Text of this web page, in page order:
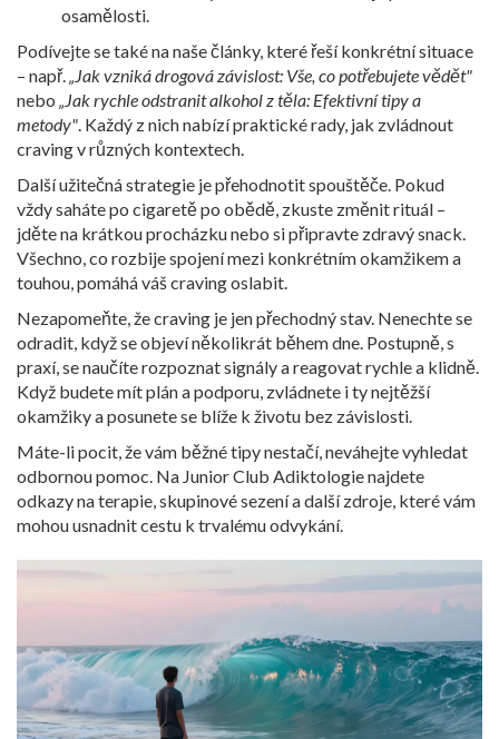
osamělosti.
Podívejte se také na naše články, které řeší konkrétní situace
– např.„Jak vzniká drogová závislost: Vše, co potřebujete vědět"
nebo „Jak rychle odstranit alkohol z těla: Efektivní tipy a
metody". Každý z nich nabízí praktické rady, jak zvládnout
craving v různých kontextech.
Další užitečná strategie je přehodnotit spouštěče. Pokud
vždy saháte po cigaretě po obědě, zkuste změnit rituál –
jděte na krátkou procházku nebo si připravte zdravý snack.
Všechno, co rozbije spojení mezi konkrétním okamžikem a
touhou, pomáhá váš craving oslabit.
Nezapomeňte, že craving je jen přechodný stav. Nenechte se
odradit, když se objeví několikrát během dne. Postupně, s
praxí, se naučíte rozpoznat signály a reagovat rychle a klidně.
Když budete mít plán a podporu, zvládnete i ty nejtěžší
okamžiky a posunete se blíže k životu bez závislosti.
Máte-li pocit, že vám běžné tipy nestačí, neváhejte vyhledat
odbornou pomoc. Na Junior Club Adiktologie najdete
odkazy na terapie, skupinové sezení a další zdroje, které vám
mohou usnadnit cestu k trvalému odvykání.